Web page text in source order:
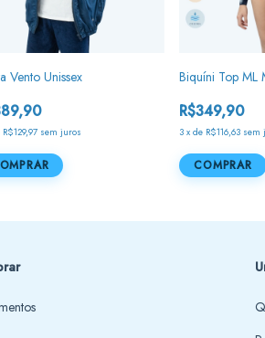
Vento Unissex
R$129,97 sem juros
Biquíni Top ML
R$349,90
3 xde R$116,63 sem
COMPRAR